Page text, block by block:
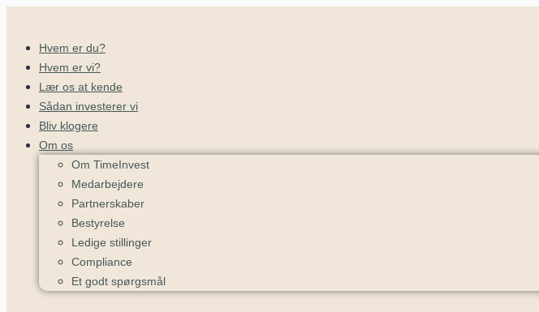
Hvem er du?
Hvem er vi?
Lær os at kende
Sådan investerer vi
Bliv klogere
Om os
Om TimeInvest
Medarbejdere
Partnerskaber
Bestyrelse
Ledige stillinger
Compliance
Et godt spørgsmål